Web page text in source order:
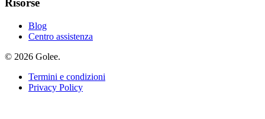
Risorse
Blog
Centro assistenza
© 2026 Golee.
Termini e condizioni
Privacy Policy